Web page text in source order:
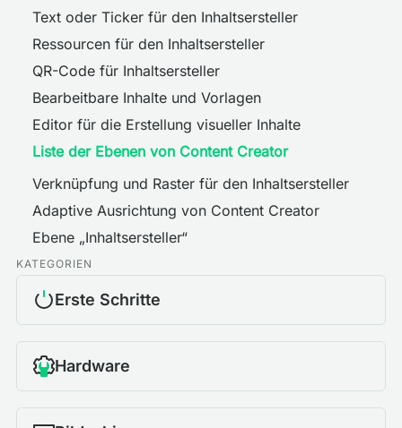
Text oder Ticker für den Inhaltsersteller
Ressourcen für den Inhaltsersteller
QR-Code für Inhaltsersteller
Bearbeitbare Inhalte und Vorlagen
Editor für die Erstellung visueller Inhalte
Liste der Ebenen von Content Creator
Verknüpfung und Raster für den Inhaltsersteller
Adaptive Ausrichtung von Content Creator
Ebene „Inhaltsersteller“
KATEGORIEN
Erste Schritte
Hardware